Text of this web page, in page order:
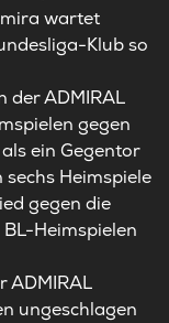
wartet
Klub so
der ADMIRAL
gegen
ein Gegentor
Heimspiele
gegen die
Heimspielen
ADMIRAL
ungeschlagen